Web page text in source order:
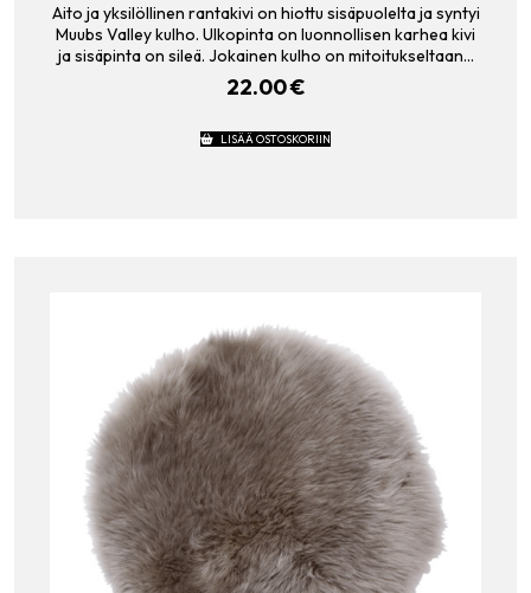
Aito ja yksilöllinen rantakivi on hiottu sisäpuolelta ja syntyi
Muubs Valley kulho. Ulkopinta on luonnollisen karhea kivi
ja sisäpinta on sileä. Jokainen kulho on mitoitukseltaan…
22.00€
LISÄÄ OSTOSKORIIN